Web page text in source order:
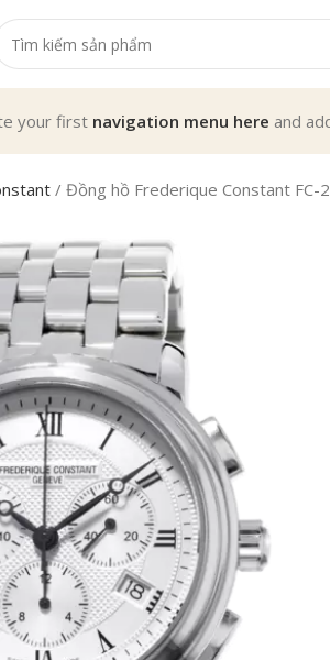
your first navigation menu here and
/Đồng hồ Frederique Constant FC-